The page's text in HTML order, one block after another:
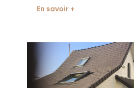
En savoir +